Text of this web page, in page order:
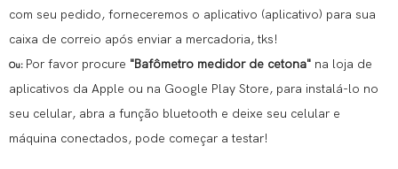
com seu pedido, forneceremos o aplicativo (aplicativo) para sua
caixa de correio após enviar a mercadoria, tks!
Ou: Por favor procure "Bafômetro medidor de cetona" na loja de
aplicativos da Apple ou na Google Play Store, para instalá-lo no
seu celular, abra a função bluetooth e deixe seu celular e
máquina conectados, pode começar a testar!